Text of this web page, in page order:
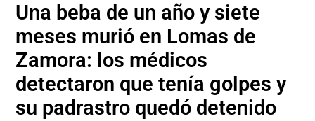
Una beba de un año y siete
meses murió en Lomas de
Zamora: los médicos
detectaron que tenía golpes y
su padrastro quedó detenido